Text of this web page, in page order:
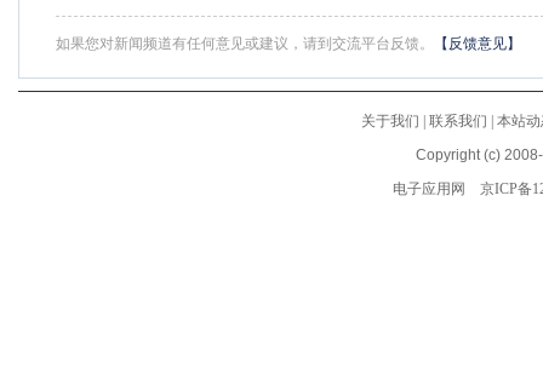
如果您对新闻频道有任何意见或建议，请到交流平台反馈。 【反馈意见】
关于我们 联系我们
本站
Copyright (c)
电子应用网
京ICP备